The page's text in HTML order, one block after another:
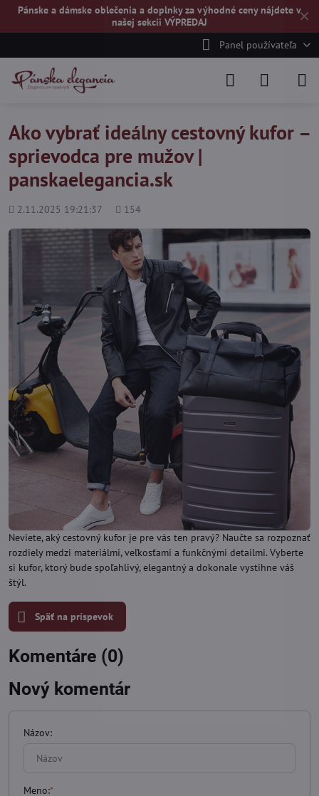
✕
Pánske a dámske oblečenia a doplnky za výhodné ceny nájdete v
našej sekcii VÝPREDAJ
Panel používateľa
Ako vybrať ideálny cestovný kufor –
sprievodca pre mužov |
panskaelegancia.sk
Pridané
2.11.2025 19:21:37
Počet
154
Neviete, aký cestovný kufor je pre vás ten pravý? Naučte sa rozpoznať
rozdiely medzi materiálmi, veľkosťami a funkčnými detailmi. Vyberte
si kufor, ktorý bude spoľahlivý, elegantný a dokonale vystihne váš
štýl.
Späť na príspevok
Komentáre (0)
Nový komentár
Názov:
Meno:*